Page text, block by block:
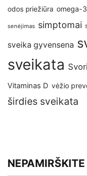
odos priežiūra omega-3
senėjimas simptomai
sveika gyvensena
sveikata
Vitaminas D vėžio
širdies sveikata